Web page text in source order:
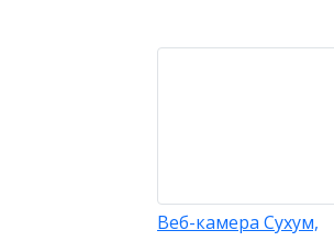
Веб-камера Сухум,